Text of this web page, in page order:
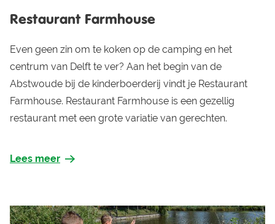
Restaurant Farmhouse
Even geen zin om te koken op de camping en het
centrum van Delft te ver? Aan het begin van de
Abstwoude bij de kinderboerderij vindt je Restaurant
Farmhouse. Restaurant Farmhouse is een gezellig
restaurant met een grote variatie van gerechten.
Lees meer